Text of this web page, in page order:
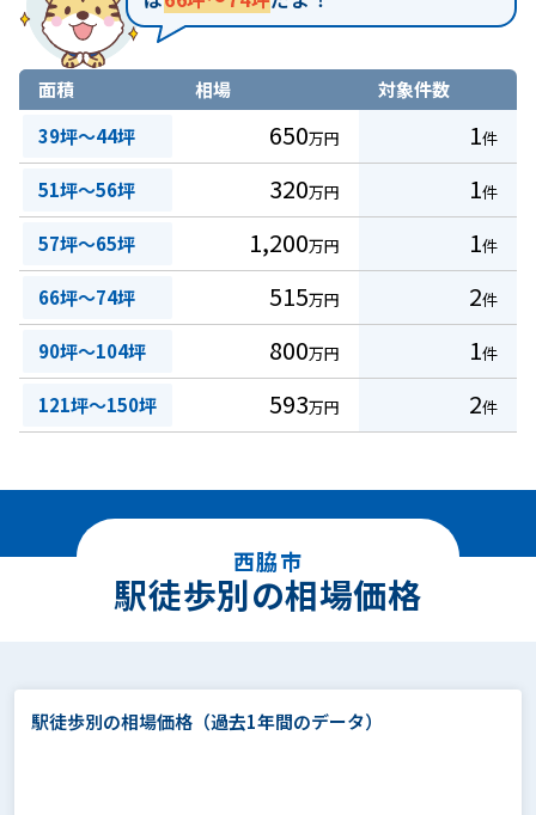
面積 相場
対象件数
39坪～44坪
650万円 1件
51坪～56坪 320万円 1件
57坪～65坪 1,200万円 1件
66坪～74坪 515万円 2件
90坪～104坪 800万円 1件
121坪～150坪 593万円 2件
西脇市
駅徒歩別の相場価格
駅徒歩別の相場価格 （過去1年間のデータ）